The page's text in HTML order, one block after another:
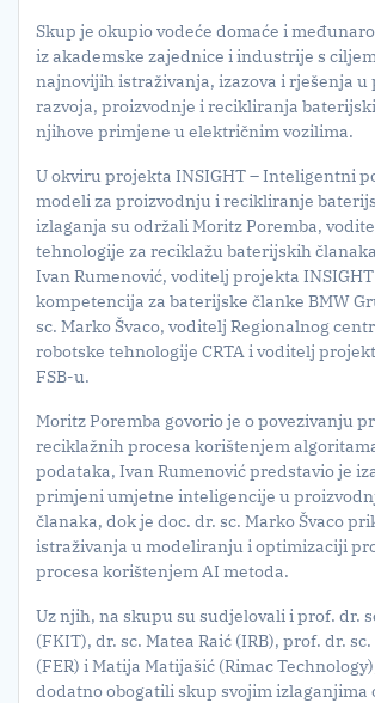
Skup je okupio vodeće domaće i
iz akademske zajednice i industrije s
najnovijih istraživanja, izazova i rješenja u
razvoja, proizvodnje i recikliranja
njihove primjene u električnim vozilima.
U okviru projekta INSIGHT – Inteligentni
modeli za proizvodnju i recikliranje
izlaganja su održali Moritz Poremba,
tehnologije za reciklažu baterijskih
Ivan Rumenović, voditelj projekta
kompetencija za baterijske članke BMW
sc. Marko Švaco, voditelj Regionalnog
robotske tehnologije CRTA i voditelj
FSB-u.
Moritz Poremba govorio je o povezivanju
reciklažnih procesa korištenjem
podataka, Ivan Rumenović predstavio je
primjeni umjetne inteligencije u
članaka, dok je doc. dr. sc. Marko Švaco
istraživanja u modeliranju i optimizaciji
procesa korištenjem AI metoda.
Uz njih, na skupu su sudjelovali i prof. dr.
(FKIT), dr. sc. Matea Raić (IRB), prof. dr.
(FER) i Matija Matijašić (Rimac
dodatno obogatili skup svojim izlaganjima